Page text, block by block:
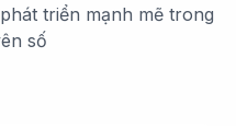
triển mạnh mẽ trong
số